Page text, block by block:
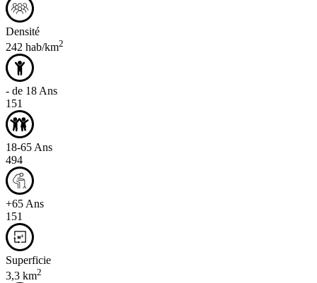
Densité
242 hab/km2
- de 18 Ans
151
18-65 Ans
494
+65 Ans
151
Superficie
3,3 km2